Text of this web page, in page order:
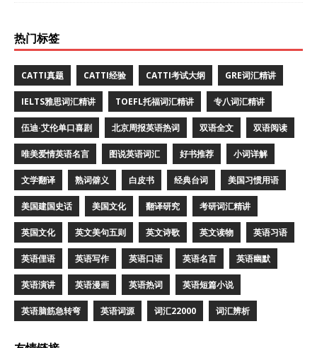
热门标签
CATTI真题 CATTI经验 CATTI考试大纲 GRE词汇精讲
IELTS雅思词汇精讲 TOEFL托福词汇精讲 专八词汇精讲
伍迪·艾伦单口喜剧 北京周报英语热词 双语全文 双语阅读
唯美爱情英语名言 图说英语词汇 好书推荐 小词详解
文学翻译 熟词僻义 白皮书 经典台词 美国习惯用语
美国建国史话 美国文化 翻译研究 考研词汇精讲
英国文化 英文美句五则 英文诗歌 英文读物 英语习语
英语俚语 英语写作 英语口语 英语名言 英语幽默
英语演讲 英语漫画 英语热词 英语短篇小说
英语脑筋急转弯 英语词源 词汇22000 词汇辨析